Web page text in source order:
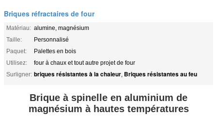
Briques réfractaires de four
Matériau: alumine, magnésium
Taille:
Personnalisé
Paquet:
Palettes en bois
Utilisez:
four à chaux et tout autre projet de four
Surligner: briques résistantes à la chaleur, Briques résistantes au feu
Brique à spinelle en aluminium de
magnésium à hautes températures